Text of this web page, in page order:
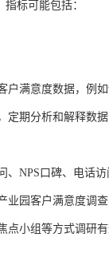
标可能包括：
满意度数据，例
期分析和解释数
NPS口碑、电话
园客户满意度调
小组等方式调研有